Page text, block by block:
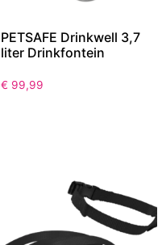
PETSAFE Drinkwell 3,7
liter Drinkfontein
€ 99,99